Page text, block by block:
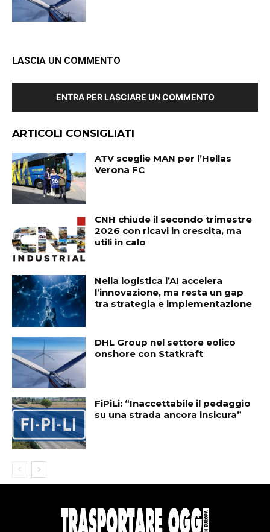
LASCIA UN COMMENTO
ENTRA PER LASCIARE UN COMMENTO
ARTICOLI CONSIGLIATI
ATV sceglie MAN per l’Hellas
Verona FC
CNH chiude il secondo trimestre
2026 con ricavi in crescita, ma
utili in calo
Nella logistica l’AI accelera
l’innovazione, ma resta un gap
tra strategia e implementazione
DHL Group nel settore eolico
onshore con Statkraft
FiPiLi: “Inaccettabile il pedaggio
su una strada ancora insicura”